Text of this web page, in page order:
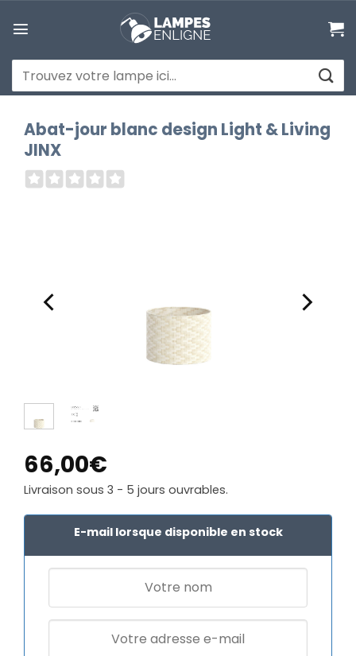
au
Recherche
pour :
Abat-jour blanc design Light & Living
JINX
66,00€
Livraison sous 3 - 5 jours ouvrables.
E-mail lorsque disponible en stock